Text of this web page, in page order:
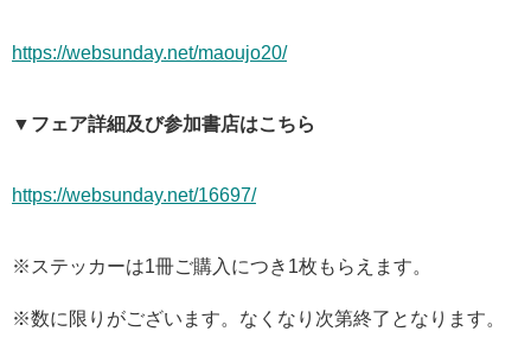
https://websunday.net/maoujo20/
▼フェア詳細及び参加書店はこちら
https://websunday.net/16697/
※ステッカーは1冊ご購入につき1枚もらえます。
※数に限りがございます。なくなり次第終了となります。